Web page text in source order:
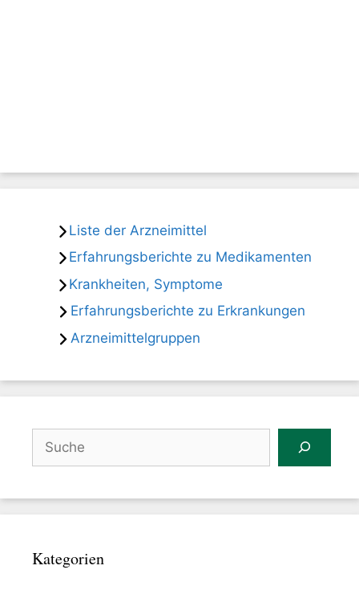
Liste der Arzneimittel
Erfahrungsberichte zu Medikamenten
Krankheiten, Symptome
Erfahrungsberichte zu Erkrankungen
Arzneimittelgruppen
Kategorien